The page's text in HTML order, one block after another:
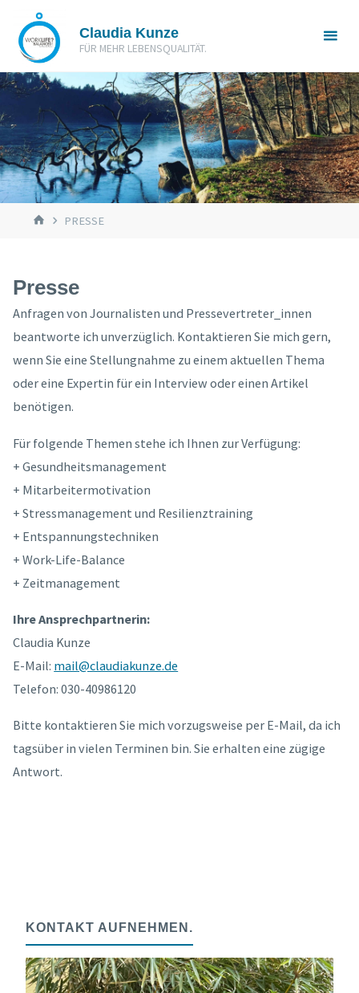
Inhalt
springen
Claudia Kunze
FÜR MEHR LEBENSQUALITÄT.
STARTPRESSE
Presse
Anfragen von Journalisten und Pressevertreter_innen
beantworte ich unverzüglich. Kontaktieren Sie mich gern,
wenn Sie eine Stellungnahme zu einem aktuellen Thema
oder eine Expertin für ein Interview oder einen Artikel
benötigen.
Für folgende Themen stehe ich Ihnen zur Verfügung:
+ Gesundheitsmanagement
+ Mitarbeitermotivation
+ Stressmanagement und Resilienztraining
+ Entspannungstechniken
+ Work-Life-Balance
+ Zeitmanagement
Ihre Ansprechpartnerin:
Claudia Kunze
E-Mail: mail@claudiakunze.de
Telefon: 030-40986120
Bitte kontaktieren Sie mich vorzugsweise per E-Mail, da ich
tagsüber in vielen Terminen bin. Sie erhalten eine zügige
Antwort.
KONTAKT AUFNEHMEN.